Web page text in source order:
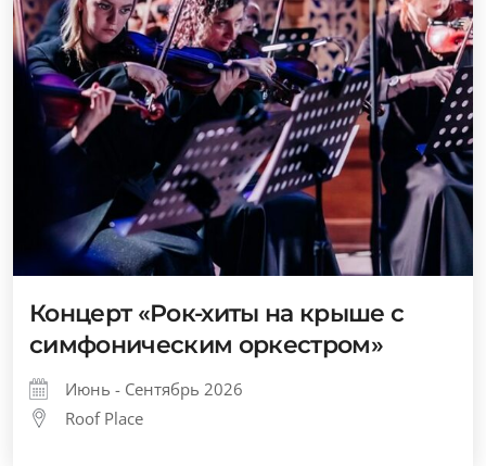
Концерт «Рок-хиты на крыше с
симфоническим оркестром»
Июнь - Сентябрь 2026
Roof Place